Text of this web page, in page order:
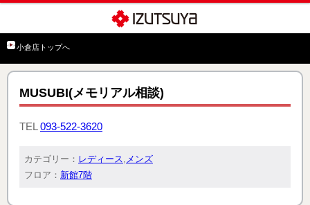
小倉店トップへ
MUSUBI(メモリアル相談)
TEL 093-522-3620
カテゴリー： レディース, メンズ
フロア： 新館7階